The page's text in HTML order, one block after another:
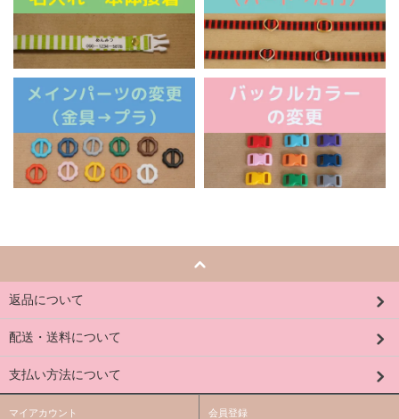
返品について
配送・送料について
支払い方法について
マイアカウント 会員登録